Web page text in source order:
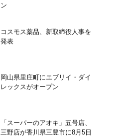
ン
コスモス薬品、新取締役人事を
発表
岡山県里庄町にエブリイ・ダイ
レックスがオープン
「スーパーのアオキ」五号店、
三野店が香川県三豊市に8月5日